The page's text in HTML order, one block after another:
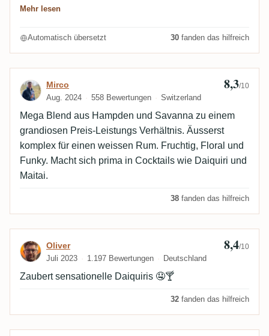
Mehr lesen
Automatisch übersetzt 30 fanden das hilfreich
Bewertung von Mirco
Mirco
Aug. 2024 558 Bewertungen Switzerland
8,3/10
Mega Blend aus Hampden und Savanna zu einem
grandiosen Preis-Leistungs Verhältnis. Äusserst
komplex für einen weissen Rum. Fruchtig, Floral und
Funky. Macht sich prima in Cocktails wie Daiquiri und
Maitai.
38 fanden das hilfreich
Bewertung von Oliver
Oliver
Juli 2023 1.197 Bewertungen Deutschland
8,4/10
Zaubert sensationelle Daiquiris 🤤🍸
32 fanden das hilfreich